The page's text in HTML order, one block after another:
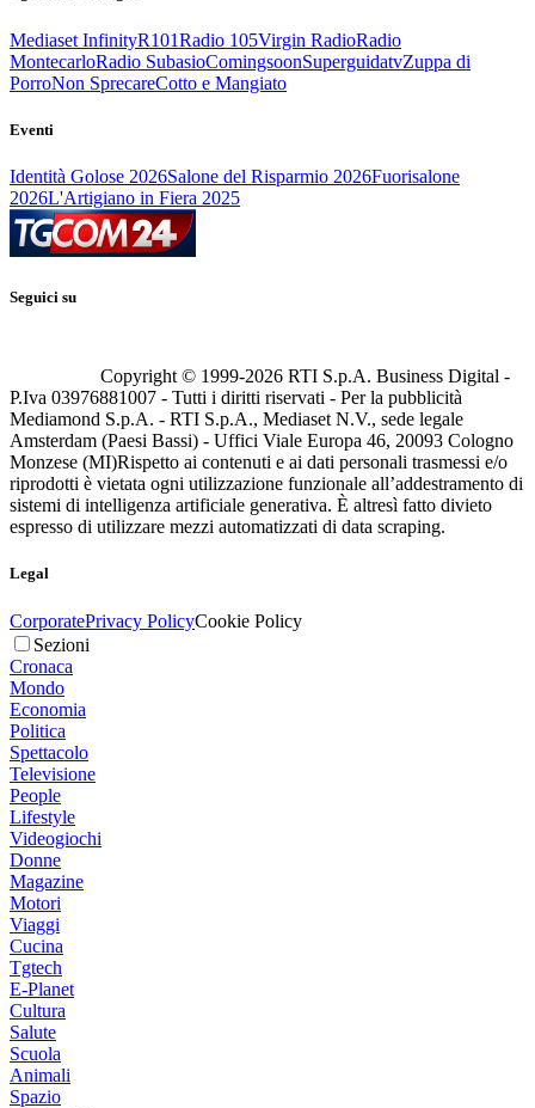
Mediaset InfinityR101Radio 105Virgin RadioRadio
MontecarloRadio SubasioComingsoonSuperguidatvZuppa di
PorroNon SprecareCotto e Mangiato
Eventi
Identità Golose 2026Salone del Risparmio 2026Fuorisalone
2026L'Artigiano in Fiera 2025
Seguici su
Copyright © 1999-2026 RTI S.p.A. Business Digital -
P.Iva 03976881007 - Tutti i diritti riservati - Per la pubblicità
Mediamond S.p.A. - RTI S.p.A., Mediaset N.V., sede legale
Amsterdam (Paesi Bassi) - Uffici Viale Europa 46, 20093 Cologno
Monzese (MI)Rispetto ai contenuti e ai dati personali trasmessi e/o
riprodotti è vietata ogni utilizzazione funzionale all’addestramento di
sistemi di intelligenza artificiale generativa. È altresì fatto divieto
espresso di utilizzare mezzi automatizzati di data scraping.
Legal
CorporatePrivacy PolicyCookie Policy
Sezioni
Cronaca
Mondo
Economia
Politica
Spettacolo
Televisione
People
Lifestyle
Videogiochi
Donne
Magazine
Motori
Viaggi
Cucina
Tgtech
E-Planet
Cultura
Salute
Scuola
Animali
Spazio